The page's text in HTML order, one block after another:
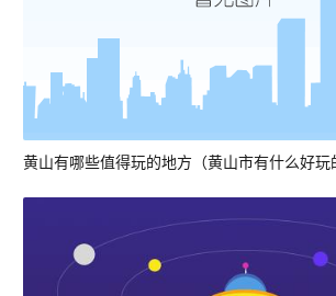
黄山有哪些值得玩的地方（黄山市有什么好玩